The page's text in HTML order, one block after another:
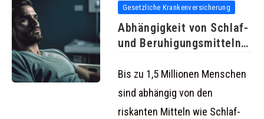
Gesetzliche Krankenversicherung
Abhängigkeit von Schlaf-
und Beruhigungsmitteln
Bis zu 1,5 Millionen Menschen
sind abhängig von den
riskanten Mitteln wie Schlaf-